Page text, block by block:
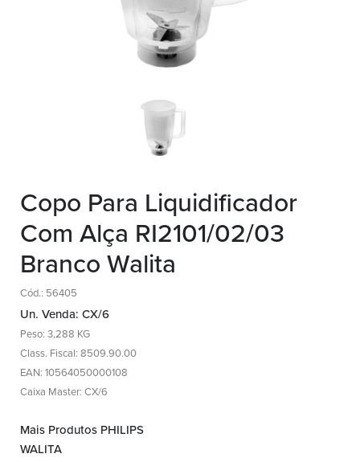
Copo Para Liquidificador
Com Alça RI2101/02/03
Branco Walita
Cód.: 56405
Un. Venda: CX/6
Peso: 3,288 KG
Class. Fiscal: 8509.90.00
EAN: 10564050000108
Caixa Master: CX/6
Mais Produtos PHILIPS
WALITA